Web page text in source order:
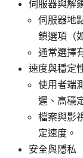
伺服器與解
伺服器地
鎖選項（
通常選擇
速度與穩定
使用者端
遲、高穩
檔案與影
定速度。
安全與隱私